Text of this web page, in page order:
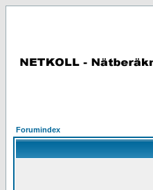
Forumindex